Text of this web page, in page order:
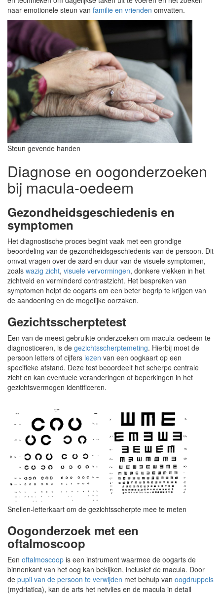
naar emotionele steun van familie en vrienden omvatten.
Steun gevende handen
Diagnose en oogonderzoeken
bij macula-oedeem
Gezondheidsgeschiedenis en
symptomen
Het diagnostische proces begint vaak met een grondige
beoordeling van de gezondheidsgeschiedenis van de persoon. Dit
omvat vragen over de aard en duur van de visuele symptomen,
zoals wazig zicht, visuele vervormingen, donkere vlekken in het
zichtveld en verminderd contrastzicht. Het bespreken van
symptomen helpt de oogarts om een beter begrip te krijgen van
de aandoening en de mogelijke oorzaken.
Gezichtsscherptetest
Een van de meest gebruikte onderzoeken om macula-oedeem te
diagnosticeren, is de gezichtsscherptemeting. Hierbij moet de
persoon letters of cijfers lezen van een oogkaart op een
specifieke afstand. Deze test beoordeelt het scherpe centrale
zicht en kan eventuele veranderingen of beperkingen in het
gezichtsvermogen identificeren.
Snellen-letterkaart om de gezichtsscherpte mee te meten
Oogonderzoek met een
oftalmoscoop
Een oftalmoscoop is een instrument waarmee de oogarts de
binnenkant van het oog kan bekijken, inclusief de macula. Door
de pupil van de persoon te verwijden met behulp van oogdruppels
(mydriatica), kan de arts het netvlies en de macula in detail